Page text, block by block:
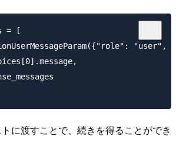
= [
"user",
に渡すことで、続きを得ることができ